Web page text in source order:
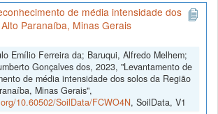
de média intensidade dos
Paranaíba, Minas Gerais
Emílio Ferreira da; Baruqui, Alfredo Melhem;
Gonçalves dos, 2023, "Levantamento de
de média intensidade dos solos da Região
Minas Gerais",
10.60502/SoilData/FCWO4N, SoilData, V1